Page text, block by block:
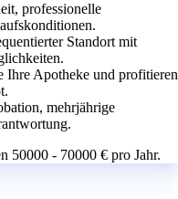
professionelle
Standort mit
Ihre Apotheke und profitieren
mehrjährige
50000 - 70000 € pro Jahr.